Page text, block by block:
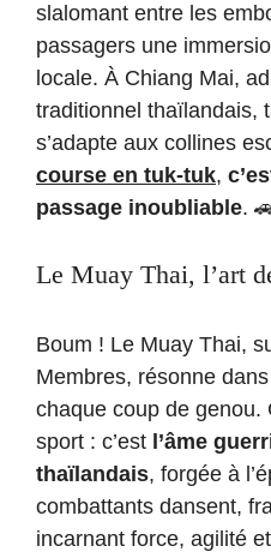
slalomant entre les
passagers une
locale. À Chiang Mai,
traditionnel thaïlandais,
s’adapte aux collines
course en tuk-tuk,
passage inoubliable.
Le Muay Thai, l’art
Boum ! Le Muay Thai,
Membres, résonne
chaque coup de genou.
sport : c’est l’âme
thaïlandais, forgée à
combattants dansent,
incarnant force, agilité